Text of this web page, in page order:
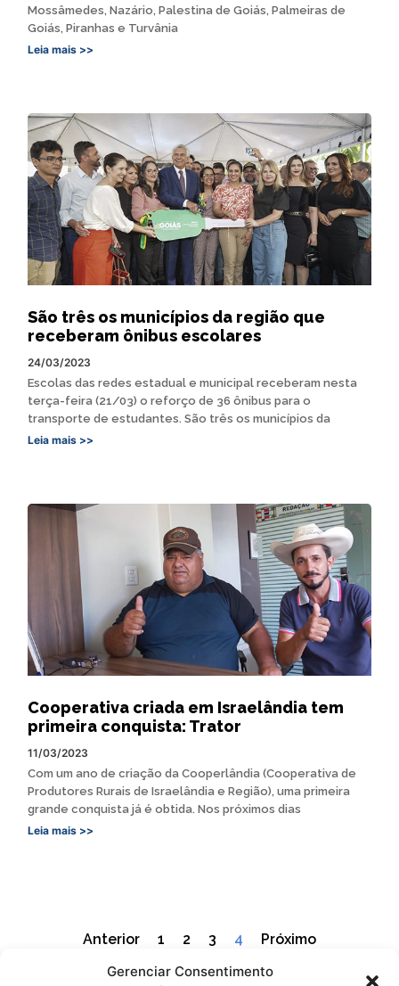
Gerenciar Consentimento
Mossâmedes, Nazário, Palestina de Goiás, Palmeiras de
Goiás, Piranhas e Turvânia
Leia mais >>
São três os municípios da região que
receberam ônibus escolares
24/03/2023
Escolas das redes estadual e municipal receberam nesta
terça-feira (21/03) o reforço de 36 ônibus para o
transporte de estudantes. São três os municípios da
Leia mais >>
Cooperativa criada em Israelândia tem
primeira conquista: Trator
11/03/2023
Com um ano de criação da Cooperlândia (Cooperativa de
Produtores Rurais de Israelândia e Região), uma primeira
grande conquista já é obtida. Nos próximos dias
Leia mais >>
Anterior 1 2 3 4 Próximo